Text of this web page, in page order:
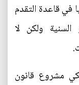
في قاعدة التقدم
ولكن لا
مشروع قانون